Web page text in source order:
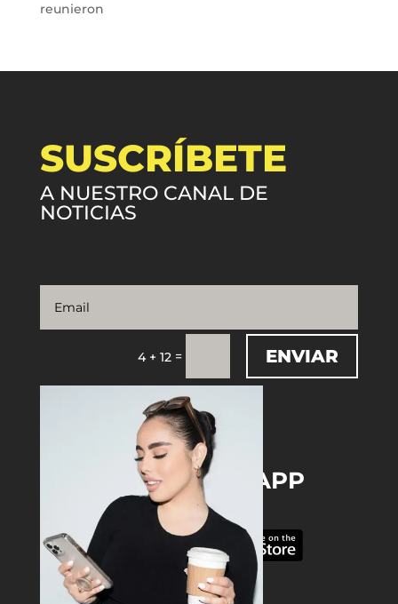
reunieron
SUSCRÍBETE
A NUESTRO CANAL DE
NOTICIAS
4 + 12 = ENVIAR
DOWNLOAD THE APP